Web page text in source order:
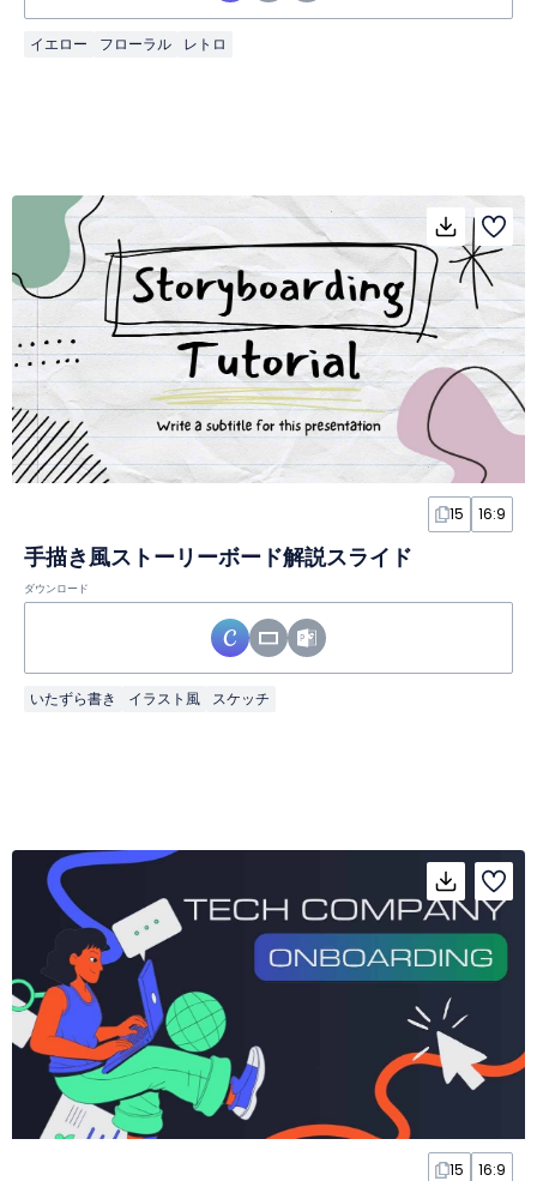
イエロー フローラル レトロ
15 16:9
手描き風ストーリーボード解説スライド
ダウンロード
いたずら書き イラスト風 スケッチ
15 16:9